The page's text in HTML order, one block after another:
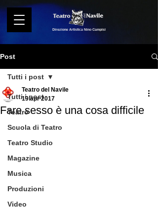
Direzione Artistica Nino Campisi
Post
Tutti i post
Teatro
Scuola di Teatro
Teatro Studio
Magazine
Musica
Produzioni
Video
Tutti i post
Fare sesso è una cosa difficile
Teatro del Navile
19 apr 2017